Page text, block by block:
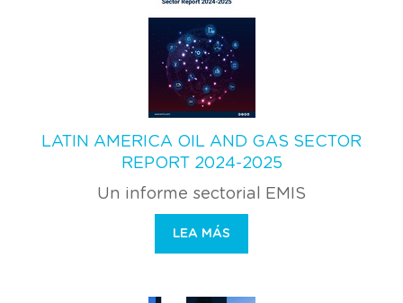
LATIN AMERICA OIL AND GAS SECTOR
REPORT 2024-2025
Un informe sectorial EMIS
LEA MÁS